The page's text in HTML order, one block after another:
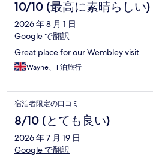
10/10 (最高に素晴らしい)
2026 年 8 月 1 日
Google で翻訳
Great place for our Wembley visit.
Wayne、1 泊旅行
宿泊者限定の口コミ
8/10 (とても良い)
2026 年 7 月 19 日
Google で翻訳